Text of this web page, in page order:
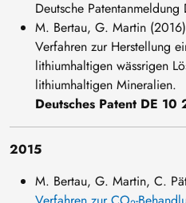
Deutsche
M. Bertau, G. Martin (2016)
Verfahren zur Herstellung
lithiumhaltigen wässrigen
lithiumhaltigen Mineralien.
Deutsches Patent DE
2015
M. Bertau, G. Martin, C.